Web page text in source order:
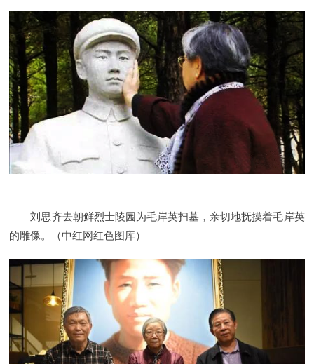
刘思齐去朝鲜烈士陵园为毛岸英扫墓，亲切地抚摸着毛岸英
的雕像。（中红网红色图库）